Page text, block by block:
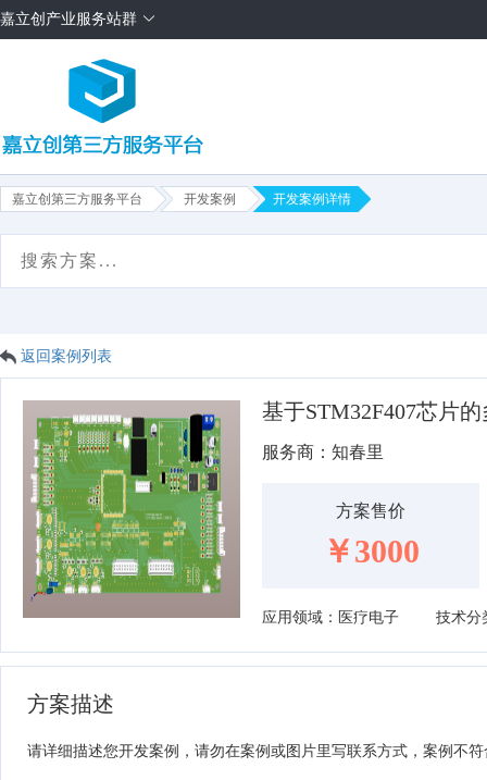
嘉立创产业服务站群
方案售卖
嘉立创第三方服务平台 开发案例 开发案例详情
返回案例列表
基于STM32F407芯片
服务商：知春里
方案售价
￥3000
应用领域：医疗电子
方案描述
请详细描述您开发案例，请勿在案例或图片里写联系方式，案例不